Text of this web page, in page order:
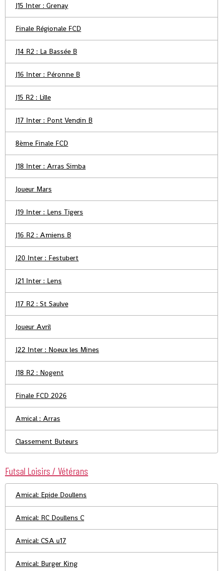
J15 Inter : Grenay
Finale Régionale FCD
J14 R2 : La Bassée B
J16 Inter : Péronne B
J15 R2 : Lille
J17 Inter : Pont Vendin B
8ème Finale FCD
J18 Inter : Arras Simba
Joueur Mars
J19 Inter : Lens Tigers
J16 R2 : Amiens B
J20 Inter : Festubert
J21 Inter : Lens
J17 R2 : St Saulve
Joueur Avril
J22 Inter : Noeux les Mines
J18 R2 : Nogent
Finale FCD 2026
Amical : Arras
Classement Buteurs
Futsal Loisirs / Vétérans
Amical: Epide Doullens
Amical: RC Doullens C
Amical: CSA u17
Amical: Burger King